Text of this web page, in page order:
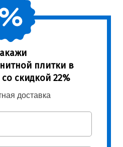
плитки в
скидкой 22%
доставка